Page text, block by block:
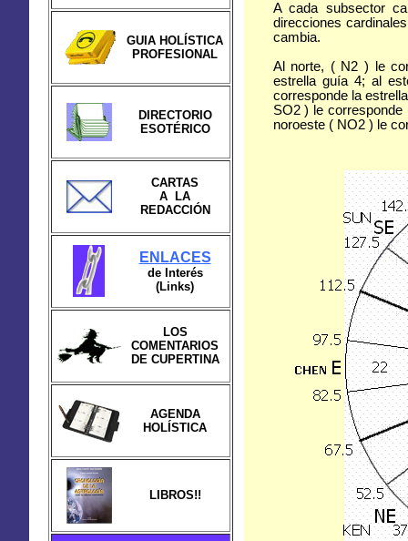
GUIA HOLÍSTICA
PROFESIONAL
DIRECTORIO
ESOTÉRICO
CARTAS
A LA
REDACCIÓN
ENLACES
de Interés
(Links)
LOS
COMENTARIOS
DE CUPERTINA
AGENDA
HOLÍSTICA
LIBROS!!
A cada subsector
direcciones
cambia.
Al norte, ( N2 ) le
estrella guía 4; al
corresponde la
SO2 ) le
noroeste ( NO2 ) le